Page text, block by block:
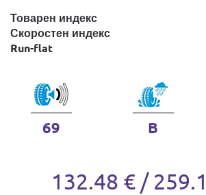
Товарен индекс
Скоростен индекс
Run-flat
69 B
132.48 € /